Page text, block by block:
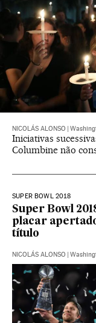
NICOLÁS ALONSO
Iniciativas
Columbine não
SUPER BOWL 2018
Super Bowl
placar
título
NICOLÁS ALONSO